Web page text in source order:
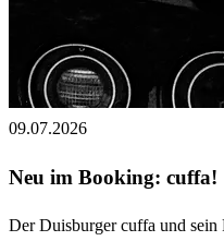
09.07.2026
Neu im Booking: cuffa!
Der Duisburger cuffa und sein